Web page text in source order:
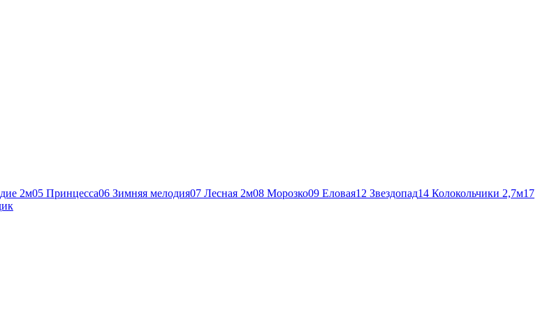
2м05 Принцесса06 Зимняя мелодия07 Лесная 2м08 Морозко09 Еловая12 Звездопад14 Колокольчики 2,7м17